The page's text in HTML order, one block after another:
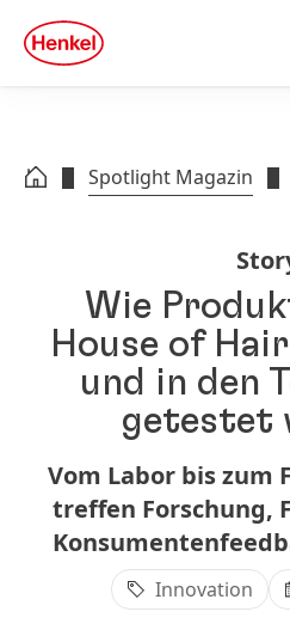
Zu Footer springen
quick
search
Spotlight Magazin
Wie
House of
und in den
getestet
Vom Labor bis zum
treffen Forschung,
Innovation